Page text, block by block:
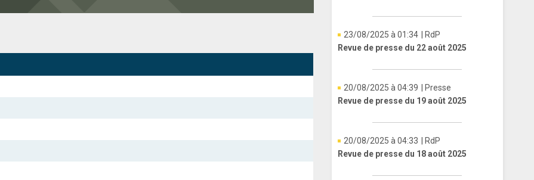
23/08/2025 à 01:34
| RdP
Revue de presse du 22 août 2025
20/08/2025 à 04:39
| Presse
Revue de presse du 19 août 2025
20/08/2025 à 04:33
| RdP
Revue de presse du 18 août 2025